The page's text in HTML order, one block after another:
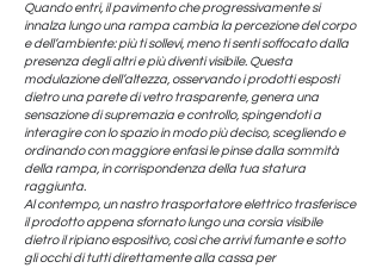
Quando entri, il pavimento che progressivamente si
innalza lungo una rampa cambia la percezione del corpo
e dell’ambiente: più ti sollevi, meno ti senti soffocato dalla
presenza degli altri e più diventi visibile. Questa
modulazione dell’altezza, osservando i prodotti esposti
dietro una parete di vetro trasparente, genera una
sensazione di supremazia e controllo, spingendoti a
interagire con lo spazio in modo più deciso, scegliendo e
ordinando con maggiore enfasi le pinse dalla sommità
della rampa, in corrispondenza della tua statura
raggiunta.
Al contempo, un nastro trasportatore elettrico trasferisce
il prodotto appena sfornato lungo una corsia visibile
dietro il ripiano espositivo, così che arrivi fumante e sotto
gli occhi di tutti direttamente alla cassa per